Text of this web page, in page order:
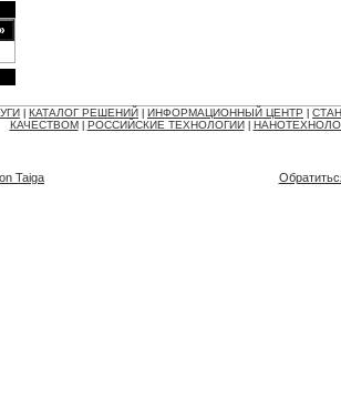
КАТАЛОГ РЕШЕНИЙ ИНФОРМАЦИОННЫЙ ЦЕНТР
КАЧЕСТВОМ
РОССИЙСКИЕ ТЕХНОЛОГИИ
Taiga